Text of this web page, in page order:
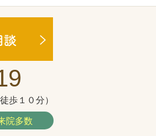
歩１０分）
院多数